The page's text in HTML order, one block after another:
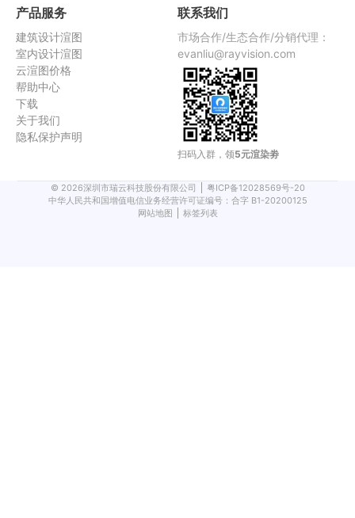
产品服务
建筑设计渲图
室内设计渲图
云渲图价格
帮助中心
下载
关于我们
隐私保护声明
联系我们
市场合作/生态合作/分销代理：
evanliu@rayvision.com
扫码入群，领5元渲染劵
© 2026深圳市瑞云科技股份有限公司
粤ICP备12028569号-20
中华人民共和国增值电信业务经营许可证编号：合字 B1-20200125
网站地图
标签列表